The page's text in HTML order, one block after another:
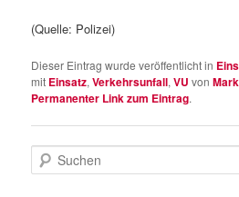
(Quelle: Polizei)
Dieser Eintrag wurde veröffentlicht in
mit Einsatz,Verkehrsunfall,VU von
Permanenter Link zum Eintrag.
u